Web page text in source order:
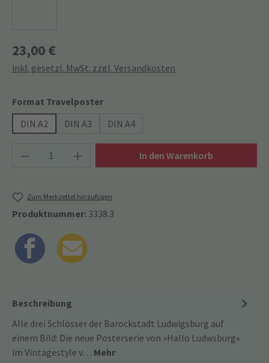
23,00 €
inkl. gesetzl. MwSt. zzgl. Versandkosten
Format Travelposterauswählen
DIN A2
DIN A3 DIN A4
Produkt Anzahl: Gib den gewünschten Wert
In den Warenkorb
Zum Merkzettel hinzufügen
Produktnummer: 3338.3
Beschreibung
Alle drei Schlösser der Barockstadt Ludwigsburg auf
einem Bild: Die neue Posterserie von »Hallo Ludwsburg«
im Vintagestyle v… Mehr